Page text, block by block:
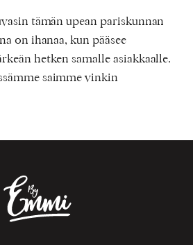
tämän upean pariskunnan
on ihanaa, kun pääsee
hetken samalle asiakkaalle.
saimme vinkin